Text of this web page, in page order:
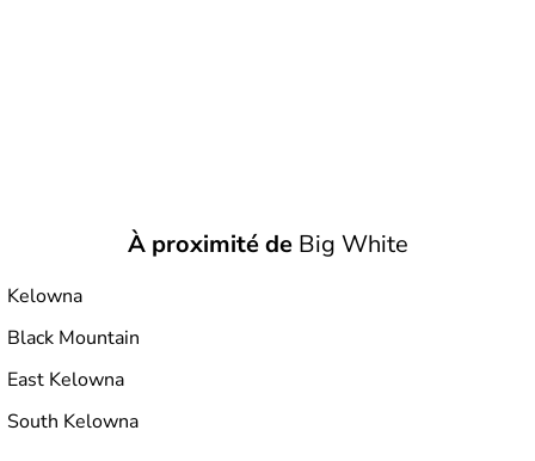
À proximité deBig White
Kelowna
Black Mountain
East Kelowna
South Kelowna